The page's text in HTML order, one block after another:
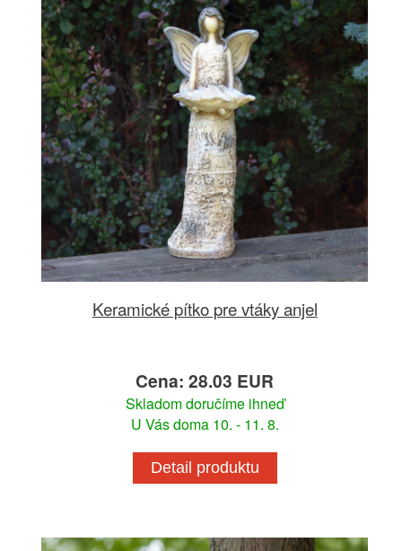
Keramické pítko pre vtáky anjel
Cena: 28.03 EUR
Skladom doručíme ihneď
U Vás doma 10. - 11. 8.
Detail produktu